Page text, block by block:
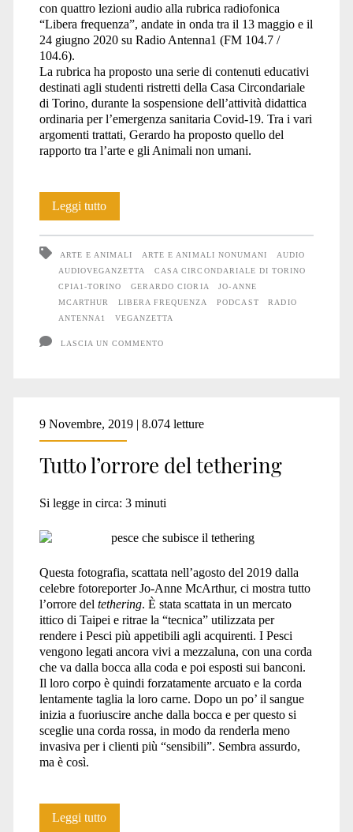
con quattro lezioni audio alla rubrica radiofonica
“Libera frequenza”, andate in onda tra il 13 maggio e il
24 giugno 2020 su Radio Antenna1 (FM 104.7 /
104.6).
La rubrica ha proposto una serie di contenuti educativi
destinati agli studenti ristretti della Casa Circondariale
di Torino, durante la sospensione dell’attività didattica
ordinaria per l’emergenza sanitaria Covid-19. Tra i vari
argomenti trattati, Gerardo ha proposto quello del
rapporto tra l’arte e gli Animali non umani.
Leggi tutto“Arte
e
animali
nonumani”,
Libera
frequenza,
prima
puntata
Jo-
Anne
McArthur
ARTE E ANIMALI ARTE E ANIMALI NONUMANI
AUDIO
AUDIOVEGANZETTA
CASA CIRCONDARIALE DI TORINO
CPIA1-TORINO
GERARDO CIORIA
JO-ANNE
MCARTHUR
LIBERA FREQUENZA PODCAST
RADIO
ANTENNA1
VEGANZETTA
LASCIA UN COMMENTO
9 Novembre, 2019 | 8.074 letture
Tutto l’orrore del tethering
Si legge in circa: 3 minuti
Questa fotografia, scattata nell’agosto del 2019 dalla
celebre fotoreporter Jo-Anne McArthur, ci mostra tutto
l’orrore del tethering. È stata scattata in un mercato
ittico di Taipei e ritrae la “tecnica” utilizzata per
rendere i Pesci più appetibili agli acquirenti. I Pesci
vengono legati ancora vivi a mezzaluna, con una corda
che va dalla bocca alla coda e poi esposti sui banconi.
Il loro corpo è quindi forzatamente arcuato e la corda
lentamente taglia la loro carne. Dopo un po’ il sangue
inizia a fuoriuscire anche dalla bocca e per questo si
sceglie una corda rossa, in modo da renderla meno
invasiva per i clienti più “sensibili”. Sembra assurdo,
ma è così.
Leggi tuttoTutto